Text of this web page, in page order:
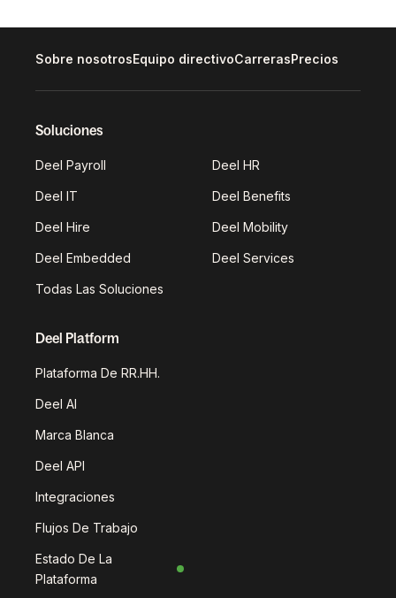
Sobre nosotrosEquipo directivoCarrerasPrecios
Soluciones
Deel Payroll Deel HR
Deel IT Deel Benefits
Deel Hire Deel Mobility
Deel Embedded Deel Services
Todas Las Soluciones
Deel Platform
Plataforma De RR.HH.
Deel AI
Marca Blanca
Deel API
Integraciones
Flujos De Trabajo
Estado De La
Plataforma